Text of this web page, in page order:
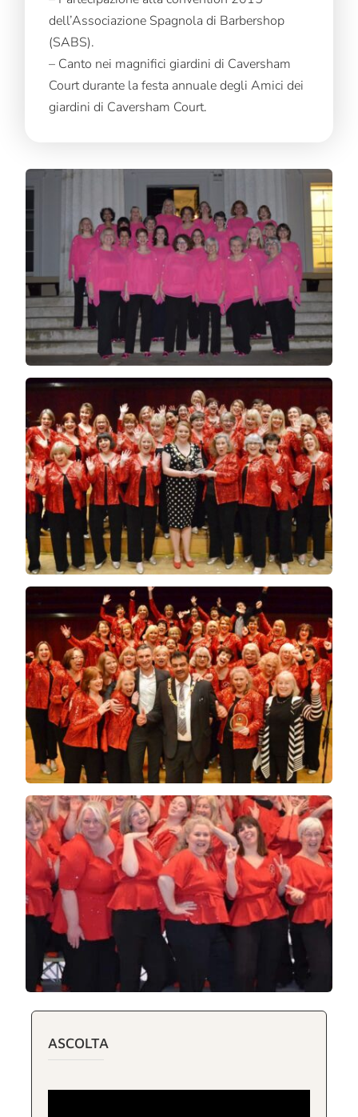
dell’Associazione Spagnola di Barbershop
(SABS).
– Canto nei magnifici giardini di Caversham
Court durante la festa annuale degli Amici dei
giardini di Caversham Court.
ASCOLTA